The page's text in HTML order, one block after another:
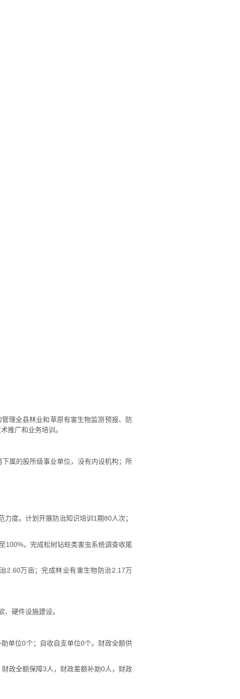
理全县林业和草原有害生物监测预报、防
推广和业务培训。
属的股所级事业单位，没有内设机构；所
度。计划开展防治知识培训1期80人次；
100%，完成松树钻蛀类害虫系统调查收尾
2.60万亩；完成林业有害生物防治2.17万
硬件设施建设。
单位0个；自收自支单位0个。财政全额供
政全额保障3人，财政差额补助0人，财政